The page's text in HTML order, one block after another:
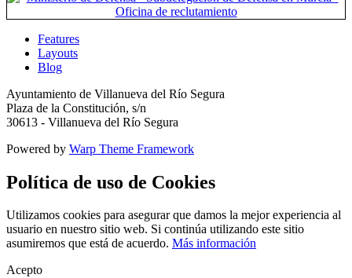
Features
Layouts
Blog
Ayuntamiento de Villanueva del Río Segura
Plaza de la Constitución, s/n
30613 - Villanueva del Río Segura
Powered by Warp Theme Framework
Política de uso de Cookies
Utilizamos cookies para asegurar que damos la mejor experiencia al
usuario en nuestro sitio web. Si continúa utilizando este sitio
asumiremos que está de acuerdo. Más información
Acepto